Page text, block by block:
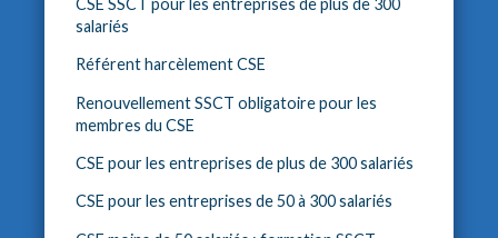
CSE SSCT pour les entreprises de plus de 300
salariés
Référent harcèlement CSE
Renouvellement SSCT obligatoire pour les
membres du CSE
CSE pour les entreprises de plus de 300 salariés
CSE pour les entreprises de 50 à 300 salariés